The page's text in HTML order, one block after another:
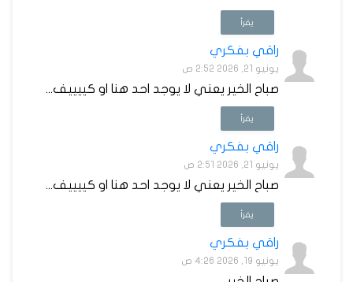
يقرأ
راقي بفكري
يونيو 21, 2026 2:52 ص
صباح الخير يعني لا يوجد احد هنا او كييييف...
يقرأ
راقي بفكري
يونيو 21, 2026 2:51 ص
صباح الخير يعني لا يوجد احد هنا او كييييف...
يقرأ
راقي بفكري
يونيو 19, 2026 4:26 ص